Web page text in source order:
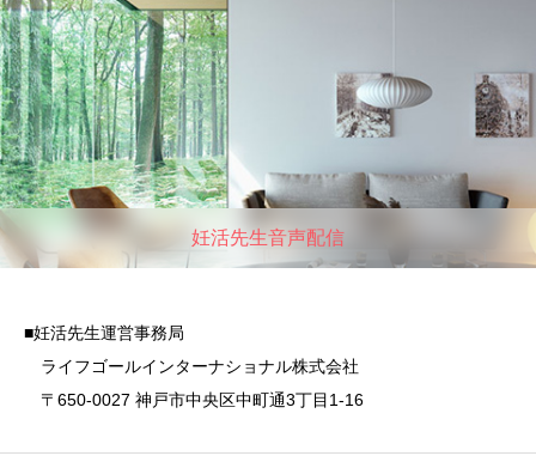
妊活先生音声配信
■妊活先生運営事務局
ライフゴールインターナショナル株式会社
〒650-0027 神戸市中央区中町通3丁目1-16